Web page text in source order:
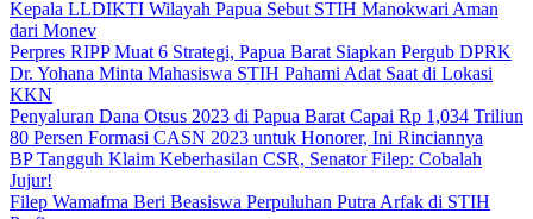
Kepala LLDIKTI Wilayah Papua Sebut STIH Manokwari Aman
dari Monev
Perpres RIPP Muat 6 Strategi, Papua Barat Siapkan Pergub DPRK
Dr. Yohana Minta Mahasiswa STIH Pahami Adat Saat di Lokasi
KKN
Penyaluran Dana Otsus 2023 di Papua Barat Capai Rp 1,034 Triliun
80 Persen Formasi CASN 2023 untuk Honorer, Ini Rinciannya
BP Tangguh Klaim Keberhasilan CSR, Senator Filep: Cobalah
Jujur!
Filep Wamafma Beri Beasiswa Perpuluhan Putra Arfak di STIH